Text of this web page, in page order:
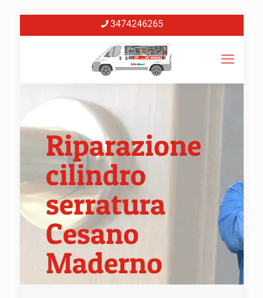
3474246265
Riparazione
cilindro
serratura
Cesano
Maderno